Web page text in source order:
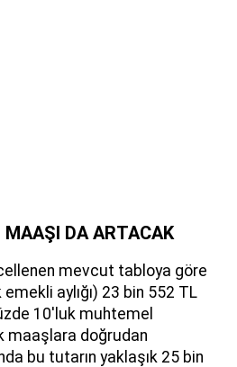
MAAŞI DA ARTACAK
mevcut tabloya göre
aylığı) 23 bin 552 TL
10'luk muhtemel
maaşlara doğrudan
bu tutarın yaklaşık 25 bin